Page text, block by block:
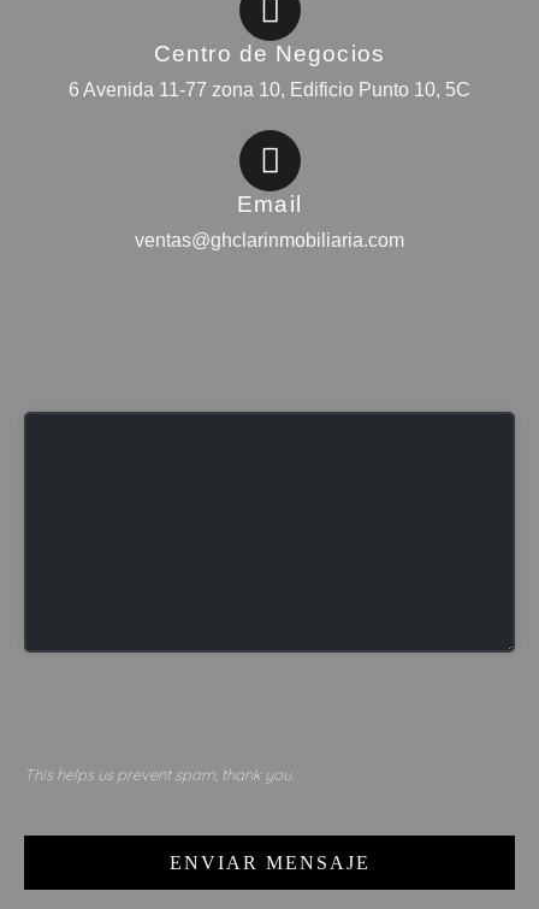
Centro de Negocios
6 Avenida 11-77 zona 10, Edificio Punto 10, 5C
Email
ventas@ghclarinmobiliaria.com
This helps us prevent spam, thank you.
ENVIAR MENSAJE